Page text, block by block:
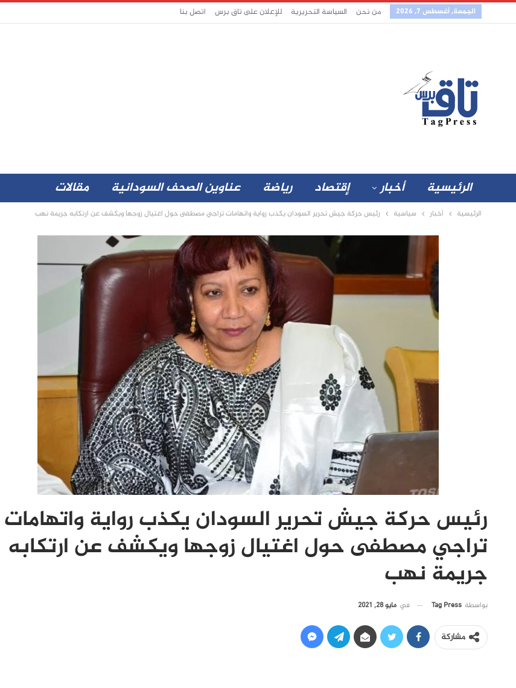
الجمعة, أغسطس 7, 2026 من نحن السياسة التحريرية للإعلان على تاق برس اتصل بنا
الرئيسية أخبار إقتصاد رياضة عناوين الصحف السودانية مقالات
الرئيسية أخبار سياسية رئيس حركة جيش تحرير السودان يكذب رواية واتهامات تراجي مصطفى حول اغتيال زوجها ويكشف عن ارتكابه جريمة نهب
رئيس حركة جيش تحرير السودان يكذب رواية واتهامات
تراجي مصطفى حول اغتيال زوجها ويكشف عن ارتكابه
جريمة نهب
بواسطة Tag Press في مايو 28, 2021
مشاركة